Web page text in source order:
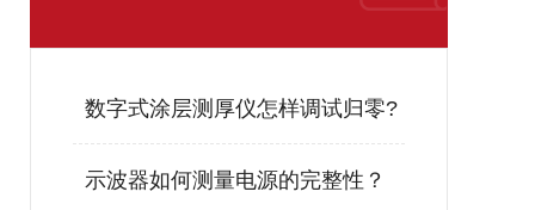
数字式涂层测厚仪怎样调试归零?
示波器如何测量电源的完整性？